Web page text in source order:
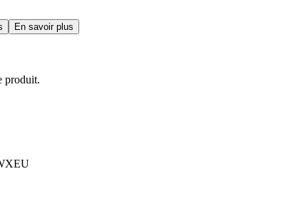
En savoir plus
produit.